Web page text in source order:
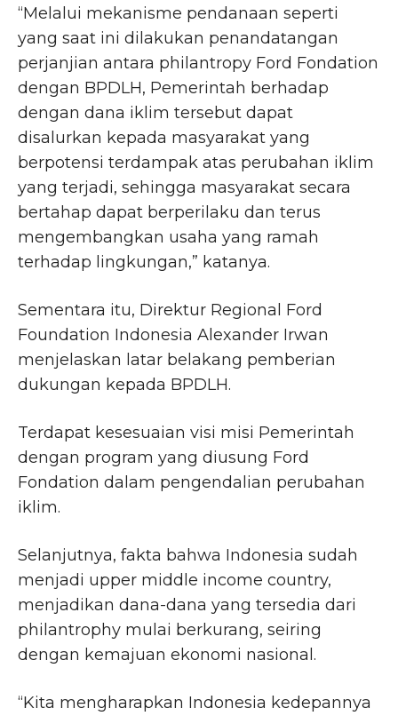
“Melalui mekanisme pendanaan seperti
yang saat ini dilakukan penandatangan
perjanjian antara philantropy Ford Fondation
dengan BPDLH, Pemerintah berhadap
dengan dana iklim tersebut dapat
disalurkan kepada masyarakat yang
berpotensi terdampak atas perubahan iklim
yang terjadi, sehingga masyarakat secara
bertahap dapat berperilaku dan terus
mengembangkan usaha yang ramah
terhadap lingkungan,” katanya.
Sementara itu, Direktur Regional Ford
Foundation Indonesia Alexander Irwan
menjelaskan latar belakang pemberian
dukungan kepada BPDLH.
Terdapat kesesuaian visi misi Pemerintah
dengan program yang diusung Ford
Fondation dalam pengendalian perubahan
iklim.
Selanjutnya, fakta bahwa Indonesia sudah
menjadi upper middle income country,
menjadikan dana-dana yang tersedia dari
philantrophy mulai berkurang, seiring
dengan kemajuan ekonomi nasional.
“Kita mengharapkan Indonesia kedepannya